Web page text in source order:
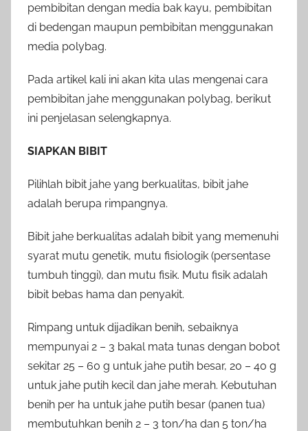
pembibitan dengan media bak kayu, pembibitan
di bedengan maupun pembibitan menggunakan
media polybag.
Pada artikel kali ini akan kita ulas mengenai cara
pembibitan jahe menggunakan polybag, berikut
ini penjelasan selengkapnya.
SIAPKAN BIBIT
Pilihlah bibit jahe yang berkualitas, bibit jahe
adalah berupa rimpangnya.
Bibit jahe berkualitas adalah bibit yang memenuhi
syarat mutu genetik, mutu fisiologik (persentase
tumbuh tinggi), dan mutu fisik. Mutu fisik adalah
bibit bebas hama dan penyakit.
Rimpang untuk dijadikan benih, sebaiknya
mempunyai 2 – 3 bakal mata tunas dengan bobot
sekitar 25 – 60 g untuk jahe putih besar, 20 – 40 g
untuk jahe putih kecil dan jahe merah. Kebutuhan
benih per ha untuk jahe putih besar (panen tua)
membutuhkan benih 2 – 3 ton/ha dan 5 ton/ha